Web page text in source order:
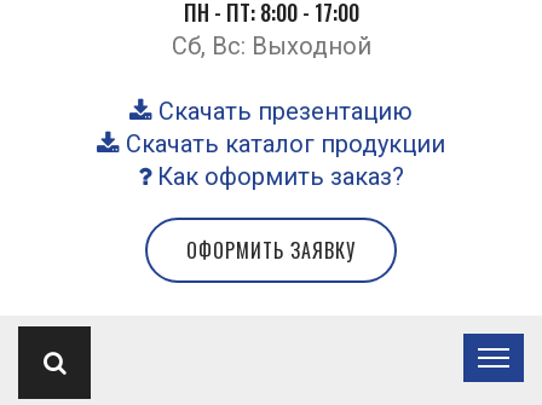
ПН - ПТ: 8:00 - 17:00
Сб, Вс: Выходной
Скачать презентацию
Скачать каталог продукции
Как оформить заказ?
ОФОРМИТЬ ЗАЯВКУ